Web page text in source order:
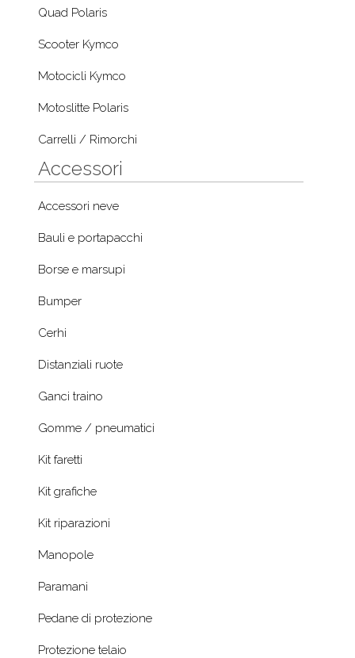
Quad Polaris
Scooter Kymco
Motocicli Kymco
Motoslitte Polaris
Carrelli / Rimorchi
Accessori
Accessori neve
Bauli e portapacchi
Borse e marsupi
Bumper
Cerhi
Distanziali ruote
Ganci traino
Gomme / pneumatici
Kit faretti
Kit grafiche
Kit riparazioni
Manopole
Paramani
Pedane di protezione
Protezione telaio